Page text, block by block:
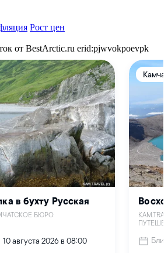
Рост цен
от BestArctic.ru erid:pjwvokpoevpk